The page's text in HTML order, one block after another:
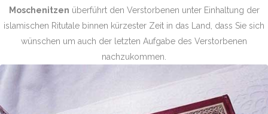
Moschenitzen überführt den Verstorbenen unter Einhaltung der
islamischen Ritutale binnen kürzester Zeit in das Land, dass Sie sich
wünschen um auch der letzten Aufgabe des Verstorbenen
nachzukommen.